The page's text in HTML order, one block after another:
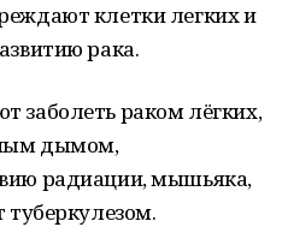
клетки легких и
рака.
заболеть раком лёгких,
дымом,
радиации, мышьяка,
туберкулезом.